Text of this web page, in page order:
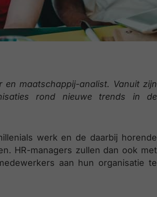
en maatschappij-analist. Vanuit zijn
rond nieuwe trends in de
werk en de daarbij horende
HR-managers zullen dan ook met
aan hun organisatie te